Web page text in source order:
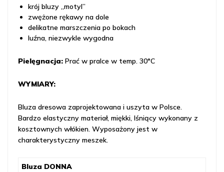
krój bluzy „motyl”
zwężone rękawy na dole
delikatne marszczenia po bokach
luźna, niezwykle wygodna
Pielęgnacja: Prać w pralce w temp. 30°C
WYMIARY:
Bluza dresowa zaprojektowana i uszyta w Polsce.
Bardzo elastyczny materiał, miękki, lśniący wykonany z
kosztownych włókien. Wyposażony jest w
charakterystyczny meszek.
Bluza DONNA